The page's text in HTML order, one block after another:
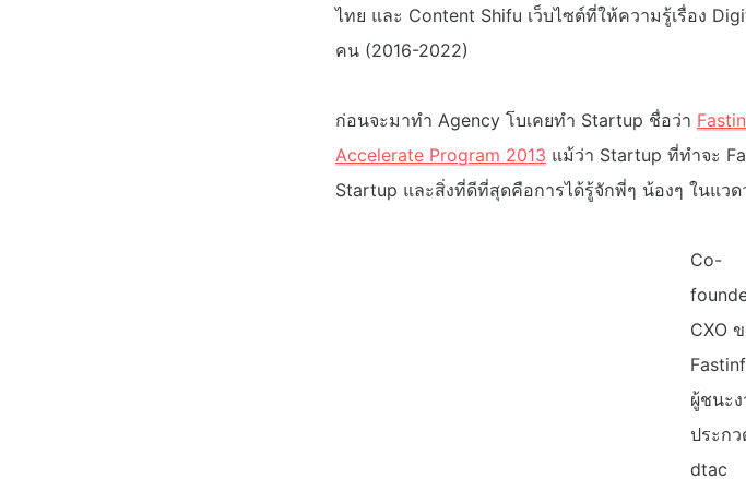
ไทย และ Content Shifu เว็บไซต์ที่ให้ความรู้เรื่อง
คน (2016-2022)
ก่อนจะมาทำ Agency โบเคยทำ Startup ชื่อว่า
Accelerate Program 2013 แม้ว่า Startup ที่ทำจะ
Startup และสิ่งที่ดีที่สุดคือการได้รู้จักพี่ๆ น้องๆ ในแวด
Co-
CXO
ผู้ชนะ
ประกว
dtac